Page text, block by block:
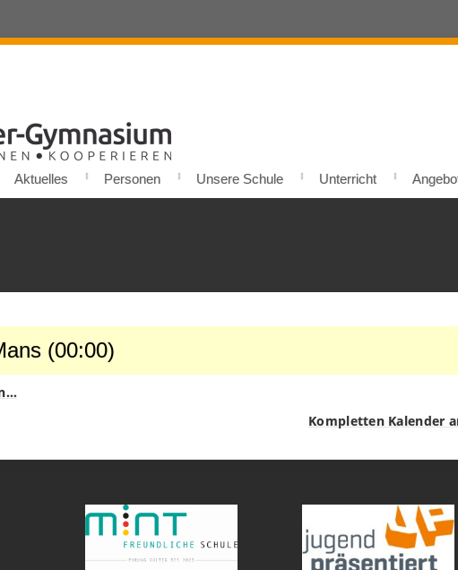
Aktuelles Personen Unsere Schule Unterricht
(00:00)
Kompletten Kalender